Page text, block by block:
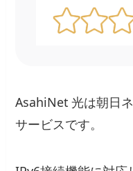
AsahiNet 光は朝日
サービスです。